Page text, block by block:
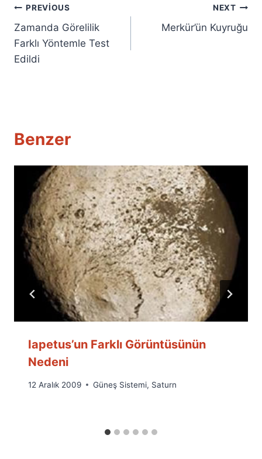
Yazı
gezinmesi
PREVIOUS
Zamanda Görelilik
Farklı Yöntemle Test
Edildi
NEXT
Merkür’ün Kuyruğu
Benzer
Iapetus’un Farklı Görüntüsünün
Nedeni
By
12 Aralık 2009 Güneş Sistemi, Saturn